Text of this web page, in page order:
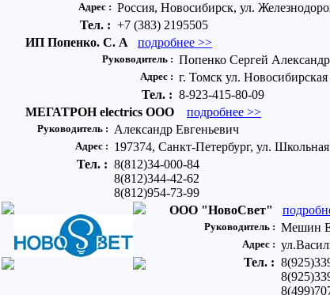
Адрес : Россия, Новосибирск, ул.
Тел. : +7 (383) 2195505
ИП Попенко. С. А
подробнее >>
Руководитель : Попенко Сергей
Адрес : г. Томск ул. Новосибирская
Тел. : 8-923-415-80-09
МЕГАТРОН electrics ООО
подробнее >>
Руководитель : Александр Евгеньевич
Адрес : 197374, Санкт-Петербург, ул.
Тел. : 8(812)34-000-84
8(812)344-42-62
8(812)954-73-99
ООО "НовоСвет"
Руководитель : Мешин
Адрес :
Тел. :